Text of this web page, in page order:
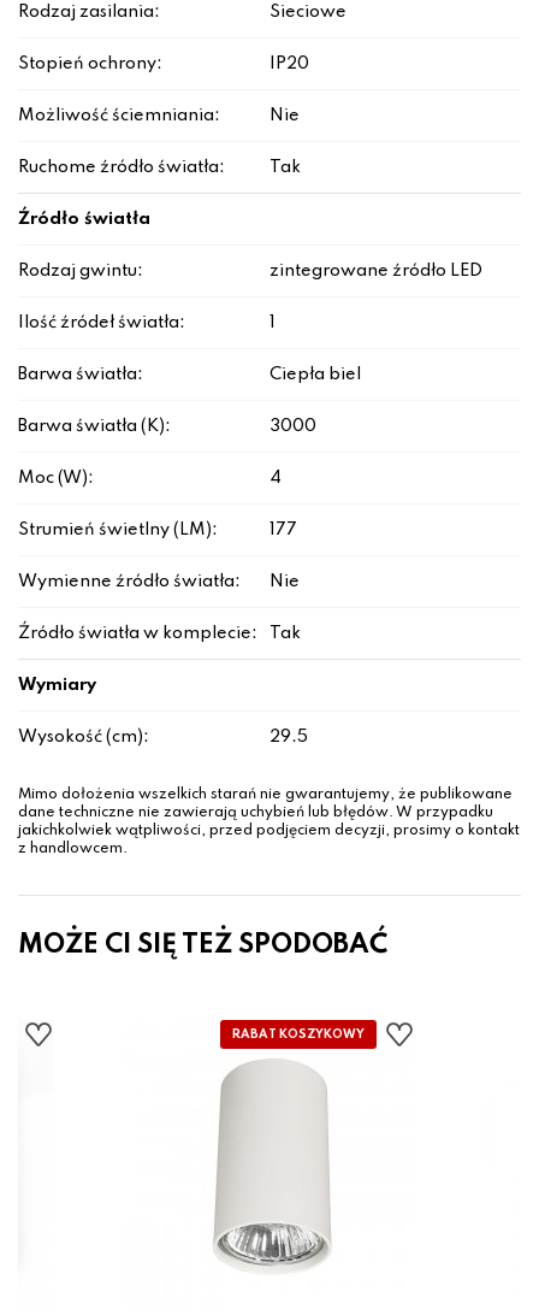
Rodzaj zasilania: Sieciowe
Stopień ochrony: IP20
Możliwość ściemniania: Nie
Ruchome źródło światła: Tak
Źródło światła
Rodzaj gwintu: zintegrowane źródło LED
Ilość źródeł światła:
Barwa światła: Ciepła biel
Barwa światła (K): 3000
Moc (W): 4
Strumień świetlny (LM): 177
Wymienne źródło światła: Nie
Źródło światła w komplecie: Tak
Wymiary
Wysokość (cm): 29.5
Mimo dołożenia wszelkich starań nie gwarantujemy, że publikowane
dane techniczne nie zawierają uchybień lub błędów. W przypadku
jakichkolwiek wątpliwości, przed podjęciem decyzji, prosimy o kontakt
z handlowcem.
MOŻE CI SIĘ TEŻ SPODOBAĆ